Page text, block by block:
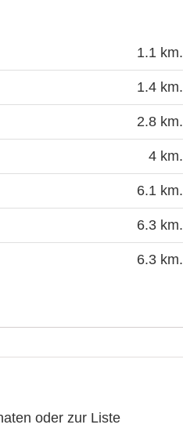
1.1 km.
1.4 km.
2.8 km.
4 km.
6.1 km.
6.3 km.
6.3 km.
oder zur Liste